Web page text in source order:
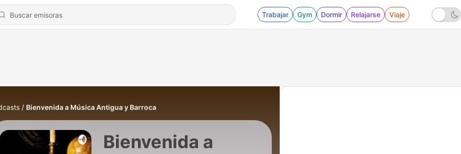
Trabajar Gym Dormir Relajarse Viaje
Bienvenida a Música Antigua y Barroca
Bienvenida a